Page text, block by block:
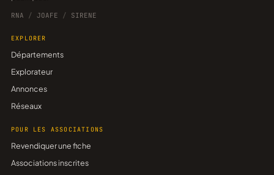
RNA / JOAFE / SIRENE
EXPLORER
Départements
Explorateur
Annonces
Réseaux
POUR LES ASSOCIATIONS
Revendiquer une fiche
Associations inscrites